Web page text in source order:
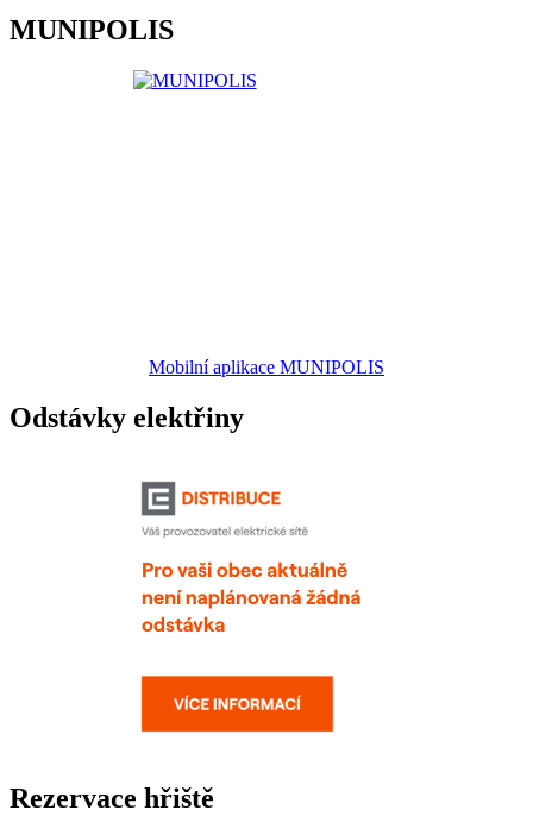
MUNIPOLIS
Mobilní aplikace MUNIPOLIS
Odstávky elektřiny
Rezervace hřiště